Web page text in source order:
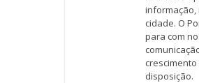
informação,
cidade. O
para com
disposição.